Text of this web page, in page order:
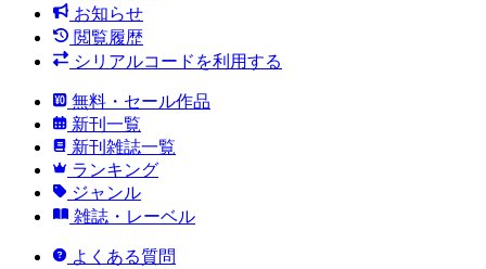
お知らせ
閲覧履歴
シリアルコードを利用する
無料・セール作品
新刊一覧
新刊雑誌一覧
ランキング
ジャンル
雑誌・レーベル
よくある質問